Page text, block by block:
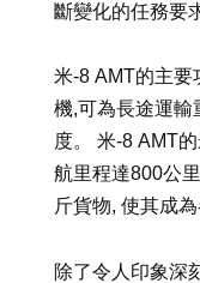
斷變化的任務要
米-8 AMT的主要
機,可為長途運輸
度。 米-8 AMT
航里程達800公
斤貨物, 使其成
除了令人印象深